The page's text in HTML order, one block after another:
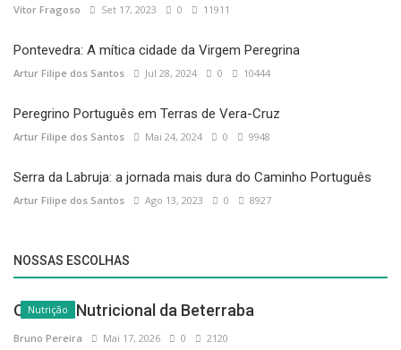
Vítor Fragoso Set 17, 2023 0 11911
Pontevedra: A mítica cidade da Virgem Peregrina
Artur Filipe dos Santos Jul 28, 2024 0 10444
Peregrino Português em Terras de Vera-Cruz
Artur Filipe dos Santos Mai 24, 2024 0 9948
Serra da Labruja: a jornada mais dura do Caminho Português
Artur Filipe dos Santos Ago 13, 2023 0 8927
NOSSAS ESCOLHAS
Nutrição
O Poder Nutricional da Beterraba
Bruno Pereira Mai 17, 2026 0 2120